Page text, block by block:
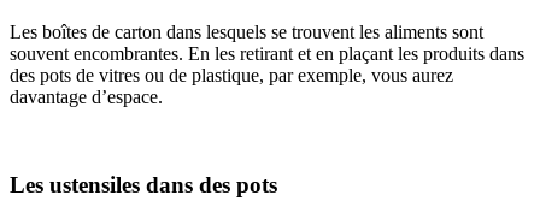
Les boîtes de carton dans lesquels se trouvent les aliments sont
souvent encombrantes. En les retirant et en plaçant les produits dans
des pots de vitres ou de plastique, par exemple, vous aurez
davantage d’espace.
Les ustensiles dans des pots